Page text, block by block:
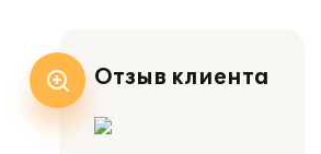
Отзыв клиента